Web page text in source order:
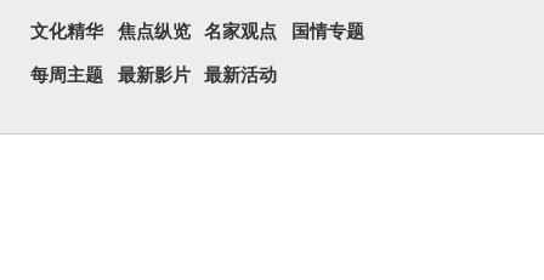
文化精华 焦点纵览 名家观点 国情专题
每周主题 最新影片 最新活动